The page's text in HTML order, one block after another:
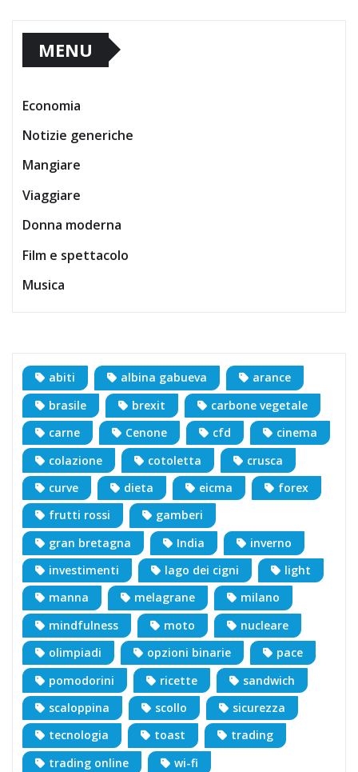
MENU
Economia
Notizie generiche
Mangiare
Viaggiare
Donna moderna
Film e spettacolo
Musica
abiti albina gabueva
arance
brasile
brexit
carbone vegetale
carne
Cenone cfd
cinema
colazione
cotoletta
crusca
curve
dieta eicma
forex
frutti rossi
gamberi
gran bretagna
India
inverno
investimenti
lago dei cigni
light
manna
melagrane
milano
mindfulness
moto
nucleare
olimpiadi
opzioni binarie
pace
pomodorini
ricette
sandwich
scaloppina
scollo
sicurezza
tecnologia
toast
trading
trading online
wi-fi